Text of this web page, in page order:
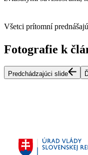
Všetci prítomní
Fotografie k
Predchádzajúci slide